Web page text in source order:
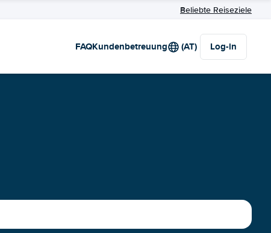
Beliebte Reiseziele
FAQKundenbetreuung (AT) Log-in